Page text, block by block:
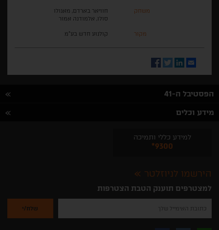
משחק
חוויאר בארדם, מאנולו
סולו, אלמודנה אמור
מקור קולנוע חדש בע"מ
Email
LinkedIn
Twitter
Facebook
הפסטיבל ה-41
מידע וכלים
למידע כללי ותמיכה
*9300
הירשמו לניוזלטר
למצטרפים תוענק הטבת הצטרפות
להזין